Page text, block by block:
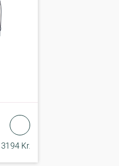
3194 Kr.